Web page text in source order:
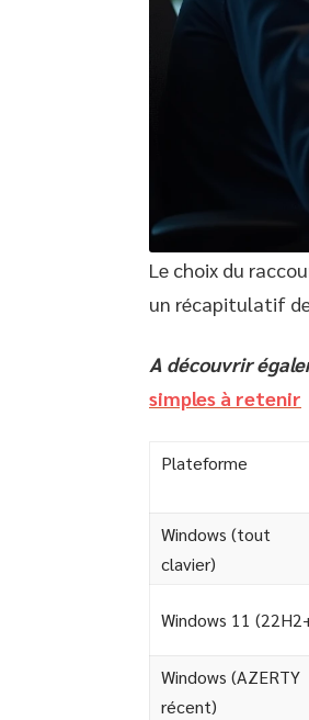
Le choix du
un récapitulatif
A découvrir
simples à retenir
Plateforme
Windows (tout
clavier)
Windows 11
Windows (AZERTY
récent)